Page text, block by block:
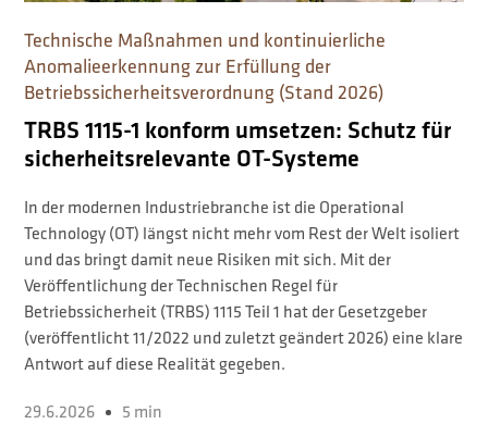
Technische Maßnahmen und kontinuierliche
Anomalieerkennung zur Erfüllung der
Betriebssicherheitsverordnung (Stand 2026)
TRBS 1115-1 konform umsetzen: Schutz für
sicherheitsrelevante OT-Systeme
In der modernen Industriebranche ist die Operational
Technology (OT) längst nicht mehr vom Rest der Welt isoliert
und das bringt damit neue Risiken mit sich. Mit der
Veröffentlichung der Technischen Regel für
Betriebssicherheit (TRBS) 1115 Teil 1 hat der Gesetzgeber
(veröffentlicht 11/2022 und zuletzt geändert 2026) eine klare
Antwort auf diese Realität gegeben.
29.6.2026 5 min